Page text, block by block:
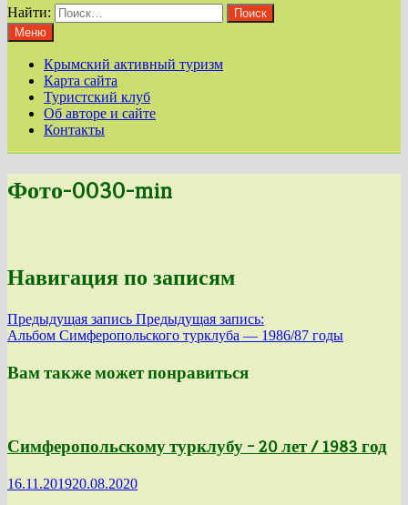
Найти:
Меню
Крымский активный туризм
Карта сайта
Туристский клуб
Об авторе и сайте
Контакты
Фото-0030-min
Навигация по записям
Предыдущая запись Предыдущая запись:
Альбом Симферопольского турклуба — 1986/87 годы
Вам также может понравиться
Симферопольскому турклубу – 20 лет / 1983 год
16.11.201920.08.2020